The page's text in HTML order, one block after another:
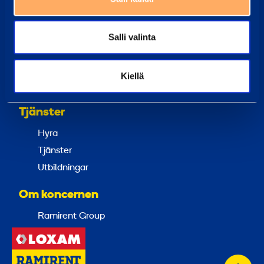
Salli valinta
Kiellä
Ramirent Finland
Karriär hos Ramirent
Tjänster
Hyra
Tjänster
Utbildningar
Om koncernen
Ramirent Group